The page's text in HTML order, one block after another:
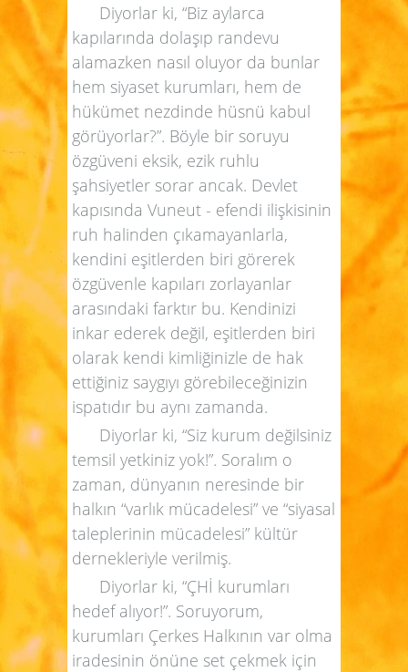
Diyorlar ki, “Biz aylarca
kapılarında dolaşıp randevu
alamazken nasıl oluyor da bunlar
hem siyaset kurumları, hem de
hükümet nezdinde hüsnü kabul
görüyorlar?”. Böyle bir soruyu
özgüveni eksik, ezik ruhlu
şahsiyetler sorar ancak. Devlet
kapısında Vuneut - efendi ilişkisinin
ruh halinden çıkamayanlarla,
kendini eşitlerden biri görerek
özgüvenle kapıları zorlayanlar
arasındaki farktır bu. Kendinizi
inkar ederek değil, eşitlerden biri
olarak kendi kimliğinizle de hak
ettiğiniz saygıyı görebileceğinizin
ispatıdır bu aynı zamanda.
Diyorlar ki, “Siz kurum değilsiniz
temsil yetkiniz yok!”. Soralım o
zaman, dünyanın neresinde bir
halkın “varlık mücadelesi” ve “siyasal
taleplerinin mücadelesi” kültür
dernekleriyle verilmiş.
Diyorlar ki, “ÇHİ kurumları
hedef alıyor!”. Soruyorum,
kurumları Çerkes Halkının var olma
iradesinin önüne set çekmek için